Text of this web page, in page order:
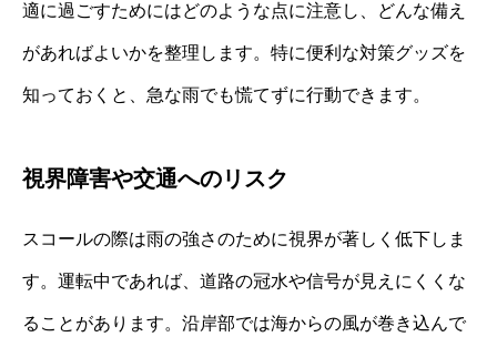
適に過ごすためにはどのような点に注意し、どんな備え
があればよいかを整理します。特に便利な対策グッズを
知っておくと、急な雨でも慌てずに行動できます。
視界障害や交通へのリスク
スコールの際は雨の強さのために視界が著しく低下しま
す。運転中であれば、道路の冠水や信号が見えにくくな
ることがあります。沿岸部では海からの風が巻き込んで